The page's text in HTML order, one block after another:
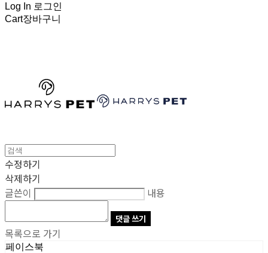
Log In 로그인
Cart장바구니
수정하기
삭제하기
글쓴이
내용
댓글 쓰기
목록으로 가기
페이스북